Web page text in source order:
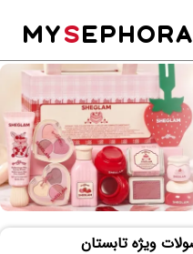
MYSEPHORA